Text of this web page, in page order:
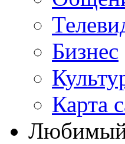
Бизнеc
Карта
Любимый